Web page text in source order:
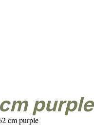
purple
cm purple